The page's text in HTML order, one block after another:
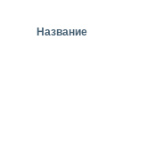
Название